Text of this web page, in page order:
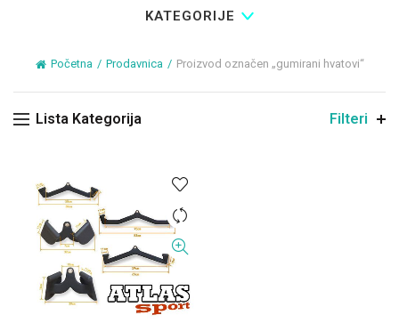
KATEGORIJE
Početna Prodavnica Proizvod označen „gumirani hvatovi“
Lista Kategorija Filteri